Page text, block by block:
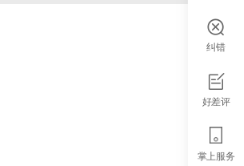
纠错
好差评
掌上服务